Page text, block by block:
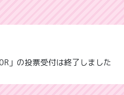
」の投票受付は終了しました